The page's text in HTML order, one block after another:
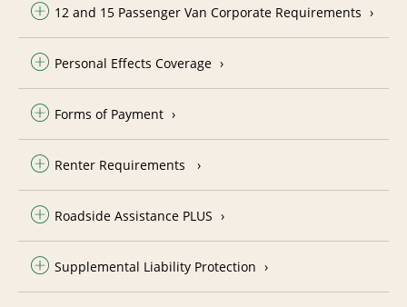
12 and 15 Passenger Van Corporate Requirements
Personal Effects Coverage
Forms of Payment
Renter Requirements
Roadside Assistance PLUS
Supplemental Liability Protection